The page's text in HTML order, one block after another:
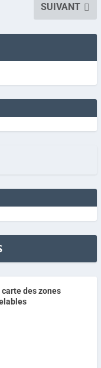
SUIVANT
des zones